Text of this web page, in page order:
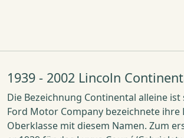
1939 - 2002 Lincoln
Die Bezeichnung Continental alleine
Ford Motor Company bezeichnete ihre
Oberklasse mit diesem Namen. Zum